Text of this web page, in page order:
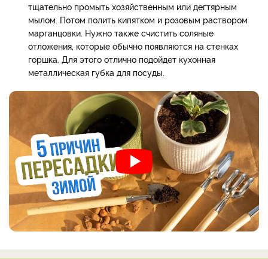
тщательно промыть хозяйственным или дегтярным
мылом. Потом полить кипятком и розовым раствором
марганцовки. Нужно также счистить соляные
отложения, которые обычно появляются на стенках
горшка. Для этого отлично подойдет кухонная
металлическая губка для посуды.